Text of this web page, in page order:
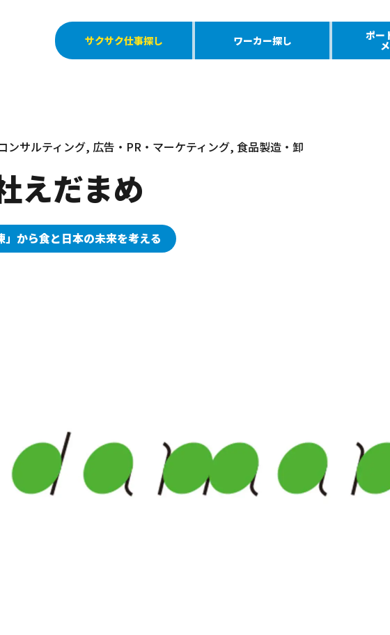
サクサク仕事探し ワーカー探し ポー
ンサルティング, 広告・PR・マーケティング, 食品製造・卸
えだまめ
」から食と日本の未来を考える